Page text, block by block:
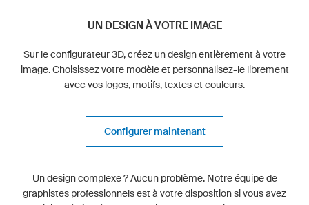
UN DESIGN À VOTRE IMAGE
Sur le configurateur 3D, créez un design entièrement à votre
image. Choisissez votre modèle et personnalisez-le librement
avec vos logos, motifs, textes et couleurs.
Configurer maintenant
Un design complexe ? Aucun problème. Notre équipe de
graphistes professionnels est à votre disposition si vous avez